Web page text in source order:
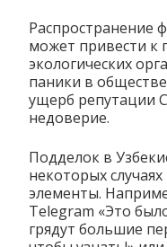
Распространение
может привести к
экологических
паники в
ущерб репутации
недоверие.
Подделок в
некоторых
элементы.
Telegram «Это
грядут большие